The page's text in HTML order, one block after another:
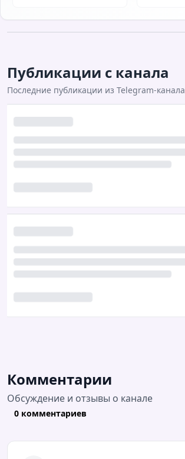
Комментарии
Обсуждение и отзывы о канале
0 комментариев
Публикации с канала
Последние публикации из Telegram-канала